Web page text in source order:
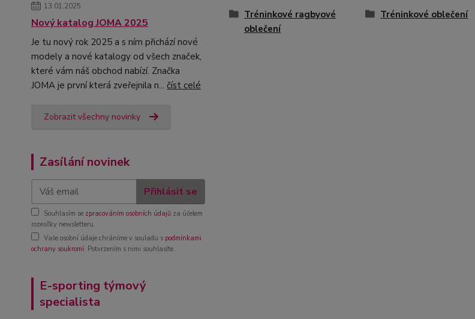
13.01.2025
Nový katalog JOMA 2025
Je tu nový rok 2025 a s ním přichází nové
modely a nové katalogy od všech značek,
které vám náš obchod nabízí. Značka
JOMA je první která zveřejnila n... číst celé
Zobrazit všechny novinky
Zasílání novinek
Přihlásit se
Souhlasím se zpracováním osobních údajů za účelem
rozesílky newsletteru.
Vaše osobní údaje chráníme v souladu s podmínkami
ochrany soukromí. Potvrzením s nimi souhlasíte.
E-sporting týmový
specialista
Tréninkové ragbyové
oblečení
Tréninkové oblečení